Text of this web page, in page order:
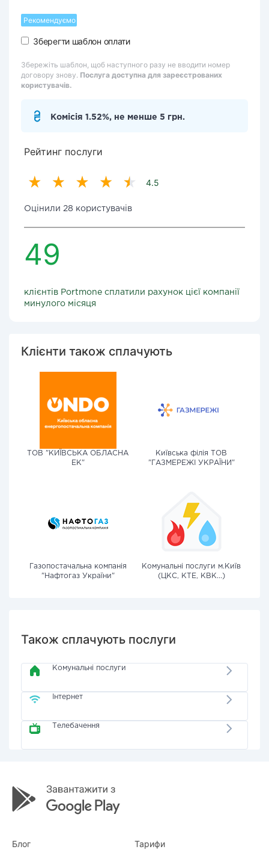
Рекомендуємо
Зберегти шаблон оплати
Збережіть шаблон, щоб наступного разу не вводити номер
договору знову. Послуга доступна для зареєстрованих
користувачів.
Комісія 1.52%, не менше 5 грн.
Рейтинг послуги
4.5
Оцінили 28 користувачів
49
клієнтів Portmone сплатили рахунок цієї компанії
минулого місяця
Клієнти також сплачують
ТОВ "КИЇВСЬКА ОБЛАСНА
ЕК"
Київська філія ТОВ
"ГАЗМЕРЕЖІ УКРАЇНИ"
Газопостачальна компанія
"Нафтогаз України"
Комунальні послуги м.Київ
(ЦКС, КТЕ, КВК...)
Також сплачують послуги
Комунальні послуги
Інтернет
Телебачення
Блог Тарифи